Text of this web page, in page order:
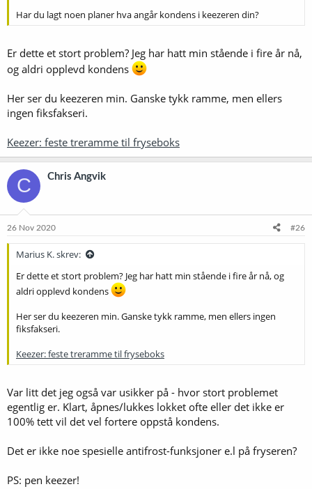
Har du lagt noen planer hva angår kondens i keezeren din?
Er dette et stort problem? Jeg har hatt min stående i fire år nå,
og aldri opplevd kondens
Her ser du keezeren min. Ganske tykk ramme, men ellers
ingen fiksfakseri.
Keezer: feste treramme til fryseboks
C Chris Angvik
26 Nov 2020 #26
Marius K. skrev:
Er dette et stort problem? Jeg har hatt min stående i fire år nå, og
aldri opplevd kondens
Her ser du keezeren min. Ganske tykk ramme, men ellers ingen
fiksfakseri.
Keezer: feste treramme til fryseboks
Var litt det jeg også var usikker på - hvor stort problemet
egentlig er. Klart, åpnes/lukkes lokket ofte eller det ikke er
100% tett vil det vel fortere oppstå kondens.
Det er ikke noe spesielle antifrost-funksjoner e.l på fryseren?
PS: pen keezer!